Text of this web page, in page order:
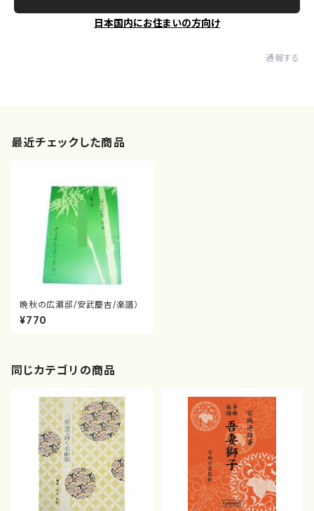
日本国内にお住まいの方向け
通報する
最近チェックした商品
晩秋の広瀬邸/安武慶吉/楽譜）
¥770
同じカテゴリの商品